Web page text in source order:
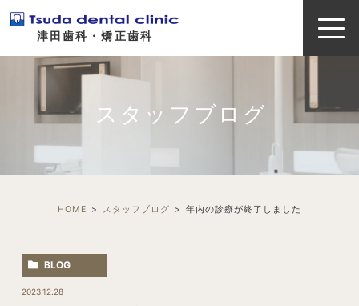
津田歯科・矯正歯科
スタッフブログ
HOME スタッフブログ 年内の診療が終了しました
BLOG
2023.12.28